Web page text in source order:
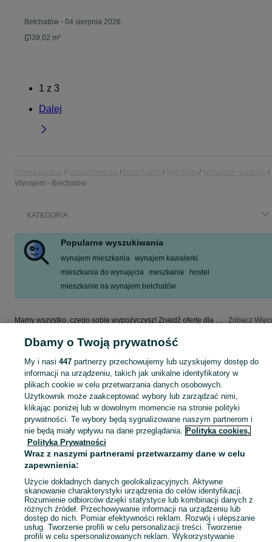
Bełchatów - 04 sierpnia 2026
39,02 m²
1 z 3
Dalej
Wynajem - Bełchatów
KATEGORIA
Popularne wyszukiwania
wynajem mieszkania wynajem kawalerki
mieszkania do wynajęcia
meszkanie
hostel
mieszkanie na wynajem bełchatów
Mamy wszystko, czego sobie wypożyczysz! Znajdź ofertę dla siebie w kategorii Wynajem na OLX - Bełchatów i okolice! Zobacz
Mapa kategorii
Mapa miejscowości
Mapa ministron
Popularne wyszukiwania
Dbamy o Twoją prywatność
My i nasi 447partnerzy przechowujemy lub uzyskujemy dostęp do
informacji na urządzeniu, takich jak unikalne identyfikatory w
plikach cookie w celu przetwarzania danych osobowych.
Użytkownik może zaakceptować wybory lub zarządzać nimi,
klikając poniżej lub w dowolnym momencie na stronie polityki
prywatności. Te wybory będą sygnalizowane naszym partnerom i
nie będą miały wpływu na dane przeglądania. Polityka cookies,
Polityka Prywatności
Wraz z naszymi partnerami przetwarzamy dane w celu
zapewnienia:
Użycie dokładnych danych geolokalizacyjnych. Aktywne
skanowanie charakterystyki urządzenia do celów identyfikacji.
Rozumienie odbiorców dzięki statystyce lub kombinacji danych z
różnych źródeł. Przechowywanie informacji na urządzeniu lub
dostęp do nich. Pomiar efektywności reklam. Rozwój i ulepszanie
usług. Tworzenie profili w celu personalizacji treści. Tworzenie
profili w celu spersonalizowanych reklam. Wykorzystywanie